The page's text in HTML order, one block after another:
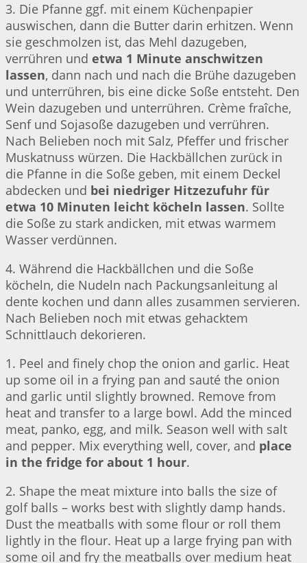
3. Die Pfanne ggf. mit einem Küchenpapier
auswischen, dann die Butter darin erhitzen. Wenn
sie geschmolzen ist, das Mehl dazugeben,
verrühren und etwa 1 Minute anschwitzen
lassen, dann nach und nach die Brühe dazugeben
und unterrühren, bis eine dicke Soße entsteht. Den
Wein dazugeben und unterrühren. Crème fraîche,
Senf und Sojasoße dazugeben und verrühren.
Nach Belieben noch mit Salz, Pfeffer und frischer
Muskatnuss würzen. Die Hackbällchen zurück in
die Pfanne in die Soße geben, mit einem Deckel
abdecken und bei niedriger Hitzezufuhr für
etwa 10 Minuten leicht köcheln lassen. Sollte
die Soße zu stark andicken, mit etwas warmem
Wasser verdünnen.
4. Während die Hackbällchen und die Soße
köcheln, die Nudeln nach Packungsanleitung al
dente kochen und dann alles zusammen servieren.
Nach Belieben noch mit etwas gehacktem
Schnittlauch dekorieren.
1. Peel and finely chop the onion and garlic. Heat
up some oil in a frying pan and sauté the onion
and garlic until slightly browned. Remove from
heat and transfer to a large bowl. Add the minced
meat, panko, egg, and milk. Season well with salt
and pepper. Mix everything well, cover, and place
in the fridge for about 1 hour.
2. Shape the meat mixture into balls the size of
golf balls – works best with slightly damp hands.
Dust the meatballs with some flour or roll them
lightly in the flour. Heat up a large frying pan with
some oil and fry the meatballs over medium heat